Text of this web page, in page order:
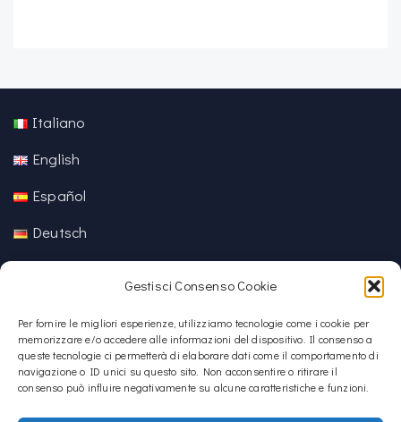
Gestisci Consenso Cookie
Per fornire le migliori esperienze, utilizziamo tecnologie come i cookie per
memorizzare e/o accedere alle informazioni del dispositivo. Il consenso a
queste tecnologie ci permetterà di elaborare dati come il comportamento di
navigazione o ID unici su questo sito. Non acconsentire o ritirare il
consenso può influire negativamente su alcune caratteristiche e funzioni.
Italiano
English
Español
Deutsch